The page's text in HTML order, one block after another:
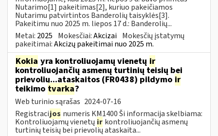
Nutarimo[1] pakeitimas[2], kuriuo pakeičiamos
Nutarimu patvirtintos Banderolių taisyklės[3].
Pakeitimu nuo 2025 m. liepos 17 d.: Banderolių...
Metai: 2025 Mokesčiai:Akcizai Mokesčių įstatymų
pakeitimai:Akcizų pakeitimai nuo 2025 m.
Kokia yra kontroliuojamų vienetų ir
kontroliuojančių asmenų turtinių teisių bei
prievolių...ataskaitos (FR0438) pildymo ir
teikimo tvarka?
Web turinio sąrašas 2024-07-16
Registracijos numeris KM1400 Ši informacija skelbiama:
Kontroliuojamų vienetų ir kontroliuojančių asmenų
turtinių teisių bei prievolių ataskaita...